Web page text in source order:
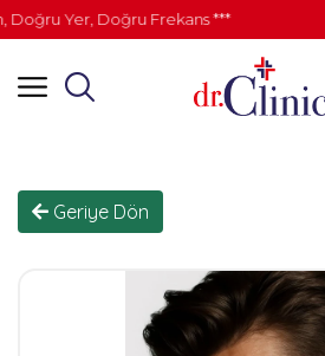
Yer, Doğru Frekans ***
Geriye Dön